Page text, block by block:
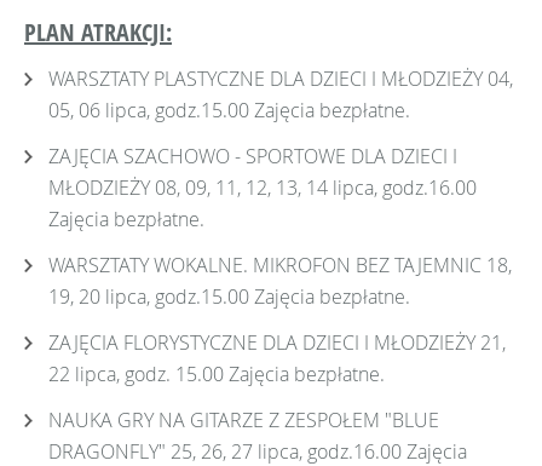
PLAN ATRAKCJI:
WARSZTATY PLASTYCZNE DLA DZIECI I MŁODZIEŻY 04,
05, 06 lipca, godz.15.00 Zajęcia bezpłatne.
ZAJĘCIA SZACHOWO - SPORTOWE DLA DZIECI I
MŁODZIEŻY 08, 09, 11, 12, 13, 14 lipca, godz.16.00
Zajęcia bezpłatne.
WARSZTATY WOKALNE. MIKROFON BEZ TAJEMNIC 18,
19, 20 lipca, godz.15.00 Zajęcia bezpłatne.
ZAJĘCIA FLORYSTYCZNE DLA DZIECI I MŁODZIEŻY 21,
22 lipca, godz. 15.00 Zajęcia bezpłatne.
NAUKA GRY NA GITARZE Z ZESPOŁEM "BLUE
DRAGONFLY" 25, 26, 27 lipca, godz.16.00 Zajęcia